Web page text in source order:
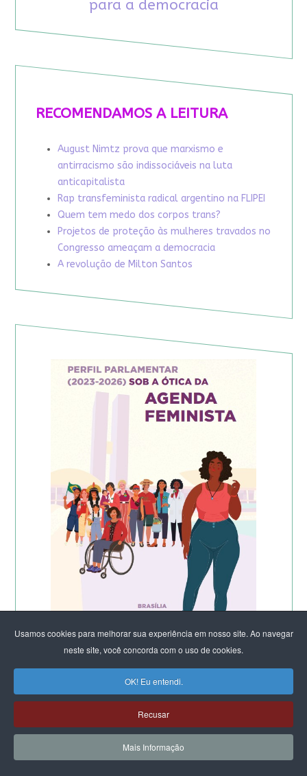
Usamos cookies para melhorar sua experiência em nosso site. Ao navegar
neste site, você concorda com o uso de cookies.
OK! Eu entendi.
Recusar
Mais Informação
para a democracia
RECOMENDAMOS A LEITURA
August Nimtz prova que marxismo e
antirracismo são indissociáveis na luta
anticapitalista
Rap transfeminista radical argentino na FLIPEI
Quem tem medo dos corpos trans?
Projetos de proteção às mulheres travados no
Congresso ameaçam a democracia
A revolução de Milton Santos